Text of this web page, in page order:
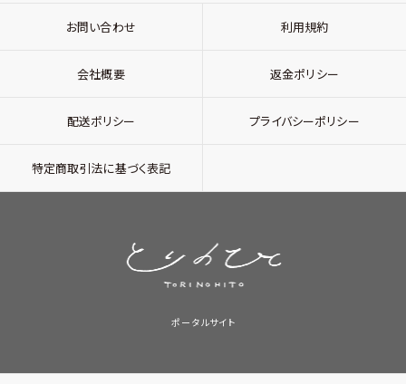
お問い合わせ 利用規約
会社概要 返金ポリシー
配送ポリシー プライバシーポリシー
特定商取引法に基づく表記
ポータルサイト